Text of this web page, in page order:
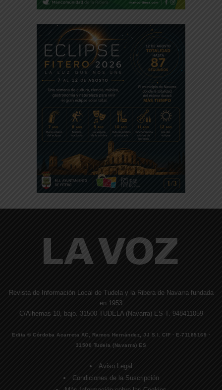
Revista de Información Local de Tudela y la Ribera de Navarra fundada
en 1953
C/Alhemas 10, bajo. 31500 TUDELA (Navarra) ES T. 948411059
Edita © Córdoba Acarreta AC, Ramos Hernández, JJ S.I. CIF · E-71185169 ·
31500 Tudela (Navarra) ES
Aviso Legal
Condiciones de la Suscripción